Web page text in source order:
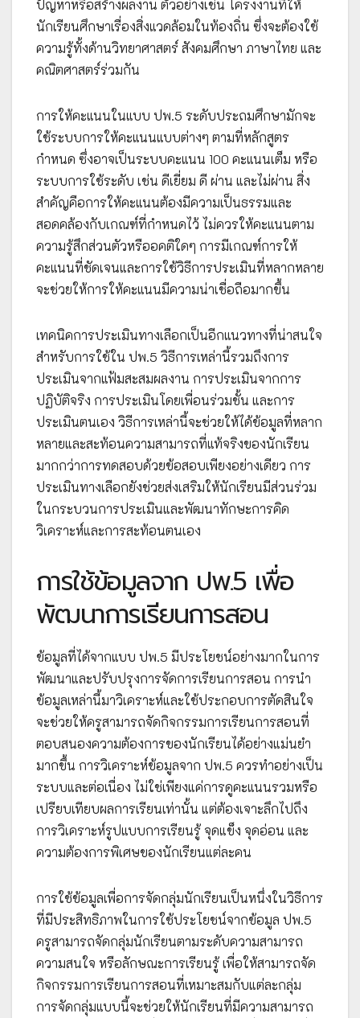
ปัญหาหรือสร้างผลงาน ตัวอย่างเช่น โครงงานที่ให้
นักเรียนศึกษาเรื่องสิ่งแวดล้อมในท้องถิ่น ซึ่งจะต้องใช้
ความรู้ทั้งด้านวิทยาศาสตร์ สังคมศึกษา ภาษาไทย และ
คณิตศาสตร์ร่วมกัน
การให้คะแนนในแบบ ปพ.5 ระดับประถมศึกษามักจะ
ใช้ระบบการให้คะแนนแบบต่างๆ ตามที่หลักสูตร
กำหนด ซึ่งอาจเป็นระบบคะแนน 100 คะแนนเต็ม หรือ
ระบบการใช้ระดับ เช่น ดีเยี่ยม ดี ผ่าน และไม่ผ่าน สิ่ง
สำคัญคือการให้คะแนนต้องมีความเป็นธรรมและ
สอดคล้องกับเกณฑ์ที่กำหนดไว้ ไม่ควรให้คะแนนตาม
ความรู้สึกส่วนตัวหรืออคติใดๆ การมีเกณฑ์การให้
คะแนนที่ชัดเจนและการใช้วิธีการประเมินที่หลากหลาย
จะช่วยให้การให้คะแนนมีความน่าเชื่อถือมากขึ้น
เทคนิคการประเมินทางเลือกเป็นอีกแนวทางที่น่าสนใจ
สำหรับการใช้ใน ปพ.5 วิธีการเหล่านี้รวมถึงการ
ประเมินจากแฟ้มสะสมผลงาน การประเมินจากการ
ปฏิบัติจริง การประเมินโดยเพื่อนร่วมชั้น และการ
ประเมินตนเอง วิธีการเหล่านี้จะช่วยให้ได้ข้อมูลที่หลาก
หลายและสะท้อนความสามารถที่แท้จริงของนักเรียน
มากกว่าการทดสอบด้วยข้อสอบเพียงอย่างเดียว การ
ประเมินทางเลือกยังช่วยส่งเสริมให้นักเรียนมีส่วนร่วม
ในกระบวนการประเมินและพัฒนาทักษะการคิด
วิเคราะห์และการสะท้อนตนเอง
การใช้ข้อมูลจาก ปพ.5 เพื่อ
พัฒนาการเรียนการสอน
ข้อมูลที่ได้จากแบบ ปพ.5 มีประโยชน์อย่างมากในการ
พัฒนาและปรับปรุงการจัดการเรียนการสอน การนำ
ข้อมูลเหล่านี้มาวิเคราะห์และใช้ประกอบการตัดสินใจ
จะช่วยให้ครูสามารถจัดกิจกรรมการเรียนการสอนที่
ตอบสนองความต้องการของนักเรียนได้อย่างแม่นยำ
มากขึ้น การวิเคราะห์ข้อมูลจาก ปพ.5 ควรทำอย่างเป็น
ระบบและต่อเนื่อง ไม่ใช่เพียงแค่การดูคะแนนรวมหรือ
เปรียบเทียบผลการเรียนเท่านั้น แต่ต้องเจาะลึกไปถึง
การวิเคราะห์รูปแบบการเรียนรู้ จุดแข็ง จุดอ่อน และ
ความต้องการพิเศษของนักเรียนแต่ละคน
การใช้ข้อมูลเพื่อการจัดกลุ่มนักเรียนเป็นหนึ่งในวิธีการ
ที่มีประสิทธิภาพในการใช้ประโยชน์จากข้อมูล ปพ.5
ครูสามารถจัดกลุ่มนักเรียนตามระดับความสามารถ
ความสนใจ หรือลักษณะการเรียนรู้ เพื่อให้สามารถจัด
กิจกรรมการเรียนการสอนที่เหมาะสมกับแต่ละกลุ่ม
การจัดกลุ่มแบบนี้จะช่วยให้นักเรียนที่มีความสามารถ